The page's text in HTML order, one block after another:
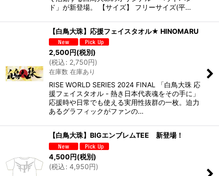
ド」が新登場。 【サイズ】 フリーサイズ(平…
【白鳥大珠】応援フェイスタオル★ HINOMARU
2,500 円(税別)
(税込: 2,750円)
在庫数 在庫あり
RISE WORLD SERIES 2024 FINAL 「白鳥大珠 応
援フェイスタオル - 熱き日本代表魂をその手に」
応援時や日常でも使える実用性抜群の一枚。迫力
あるグラフィックがファンの…
【白鳥大珠】BIGエンブレムTEE 新登場！
4,500円(税別)
(税込: 4,950円)